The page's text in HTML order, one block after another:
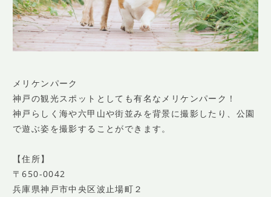
メリケンパーク
神戸の観光スポットとしても有名なメリケンパーク！
神戸らしく海や六甲山や街並みを背景に撮影したり、公園
で遊ぶ姿を撮影することができます。
【住所】
〒650-0042
兵庫県神戸市中央区波止場町２